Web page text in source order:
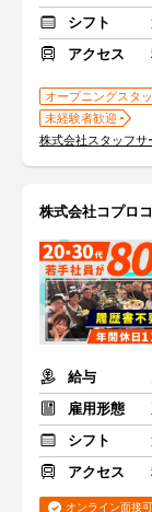
シフト
アクセス
オープニングスタ
未経験者歓迎
株式会社スタッフサ
株式会社コプロ
給与
雇用形態
シフト
アクセス
オンライン面接可